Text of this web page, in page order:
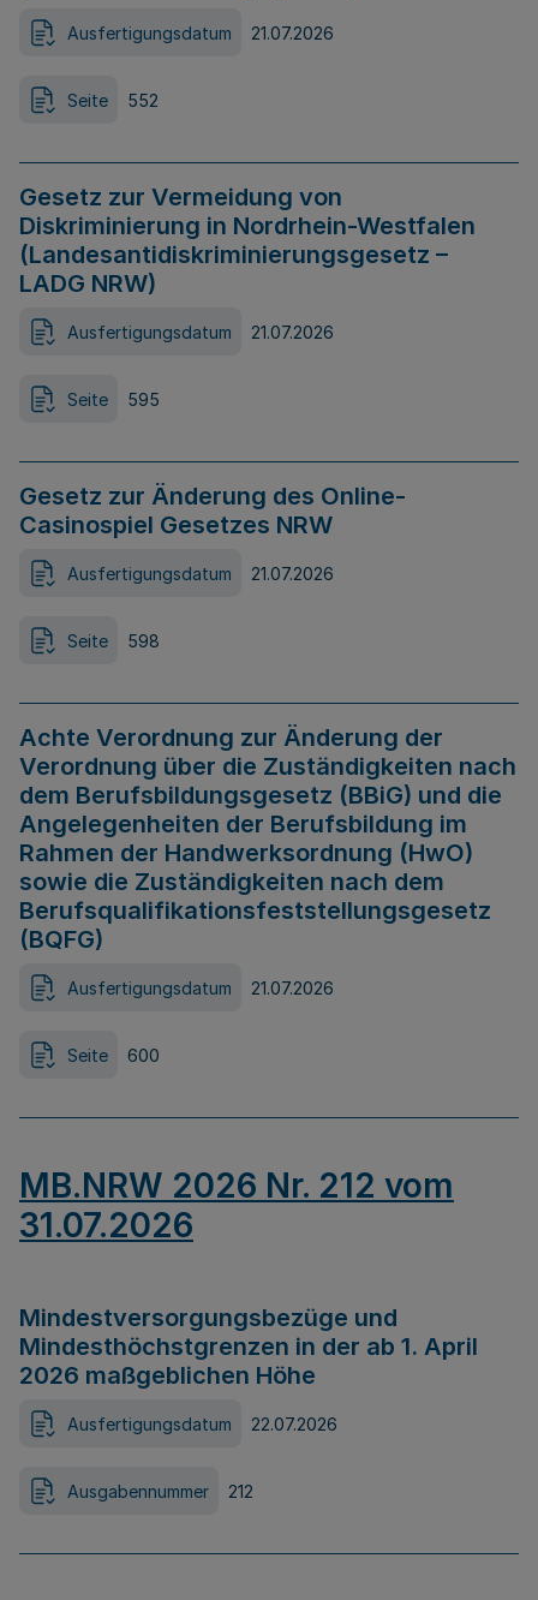
Ausfertigungsdatum 21.07.2026
Seite 552
Gesetz zur Vermeidung von
Diskriminierung in Nordrhein-Westfalen
(Landesantidiskriminierungsgesetz –
LADG NRW)
Ausfertigungsdatum 21.07.2026
Seite 595
Gesetz zur Änderung des Online-
Casinospiel Gesetzes NRW
Ausfertigungsdatum 21.07.2026
Seite 598
Achte Verordnung zur Änderung der
Verordnung über die Zuständigkeiten nach
dem Berufsbildungsgesetz (BBiG) und die
Angelegenheiten der Berufsbildung im
Rahmen der Handwerksordnung (HwO)
sowie die Zuständigkeiten nach dem
Berufsqualifikationsfeststellungsgesetz
(BQFG)
Ausfertigungsdatum 21.07.2026
Seite 600
MB.NRW 2026 Nr. 212 vom
31.07.2026
Mindestversorgungsbezüge und
Mindesthöchstgrenzen in der ab 1. April
2026 maßgeblichen Höhe
Ausfertigungsdatum 22.07.2026
Ausgabennummer 212